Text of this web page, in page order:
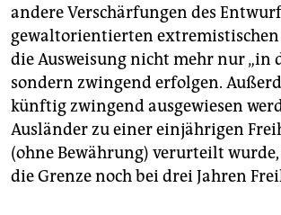
andere Verschärfungen des
gewaltorientierten
die Ausweisung nicht mehr nur „in
sondern zwingend erfolgen.
künftig zwingend ausgewiesen
Ausländer zu einer einjährigen
(ohne Bewährung) verurteilt
die Grenze noch bei drei Jahren